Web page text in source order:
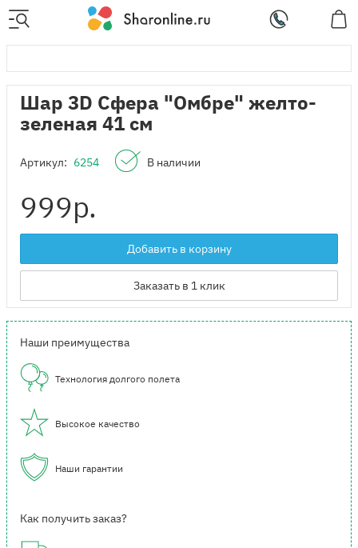
Шар 3D Сфера "Омбре" желто-
зеленая 41 см
Артикул: 6254 В наличии
999р.
Добавить в корзину
Заказать в 1 клик
Наши преимущества
Технология долгого полета
Высокое качество
Наши гарантии
Как получить заказ?